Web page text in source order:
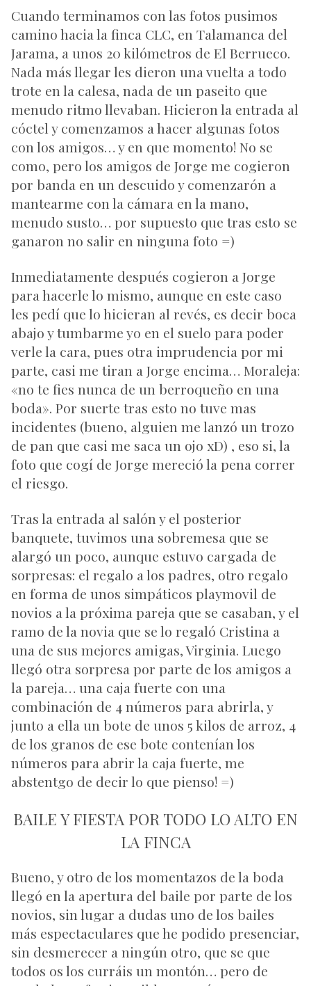
Cuando terminamos con las fotos pusimos
camino hacia la finca CLC, en Talamanca del
Jarama, a unos 20 kilómetros de El Berrueco.
Nada más llegar les dieron una vuelta a todo
trote en la calesa, nada de un paseito que
menudo ritmo llevaban. Hicieron la entrada al
cóctel y comenzamos a hacer algunas fotos
con los amigos… y en que momento! No se
como, pero los amigos de Jorge me cogieron
por banda en un descuido y comenzarón a
mantearme con la cámara en la mano,
menudo susto… por supuesto que tras esto se
ganaron no salir en ninguna foto =)
Inmediatamente después cogieron a Jorge
para hacerle lo mismo, aunque en este caso
les pedí que lo hicieran al revés, es decir boca
abajo y tumbarme yo en el suelo para poder
verle la cara, pues otra imprudencia por mi
parte, casi me tiran a Jorge encima… Moraleja:
«no te fies nunca de un berroqueño en una
boda». Por suerte tras esto no tuve mas
incidentes (bueno, alguien me lanzó un trozo
de pan que casi me saca un ojo xD) , eso si, la
foto que cogí de Jorge mereció la pena correr
el riesgo.
Tras la entrada al salón y el posterior
banquete, tuvimos una sobremesa que se
alargó un poco, aunque estuvo cargada de
sorpresas: el regalo a los padres, otro regalo
en forma de unos simpáticos playmovil de
novios a la próxima pareja que se casaban, y el
ramo de la novia que se lo regaló Cristina a
una de sus mejores amigas, Virginia. Luego
llegó otra sorpresa por parte de los amigos a
la pareja… una caja fuerte con una
combinación de 4 números para abrirla, y
junto a ella un bote de unos 5 kilos de arroz, 4
de los granos de ese bote contenían los
números para abrir la caja fuerte, me
abstentgo de decir lo que pienso! =)
BAILE Y FIESTA POR TODO LO ALTO EN
LA FINCA
Bueno, y otro de los momentazos de la boda
llegó en la apertura del baile por parte de los
novios, sin lugar a dudas uno de los bailes
más espectaculares que he podido presenciar,
sin desmerecer a ningún otro, que se que
todos os los curráis un montón… pero de